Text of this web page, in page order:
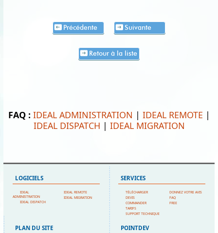
Précédente Suivante
Retour à la liste
FAQ : IDEAL ADMINISTRATION | IDEAL REMOTE |
IDEAL DISPATCH | IDEAL MIGRATION
LOGICIELS
IDEAL
ADMINISTRATION
IDEAL DISPATCH
IDEAL REMOTE
IDEAL MIGRATION
SERVICES
TÉLÉCHARGER
DEVIS
COMMANDER
TARIFS
SUPPORT TECHNIQUE
DONNEZ VOTRE AVIS
FAQ
FREE
PLAN DU SITE POINTDEV